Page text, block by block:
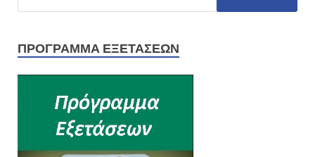
ΠΡΌΓΡΑΜΜΑ ΕΞΕΤΆΣΕΩΝ